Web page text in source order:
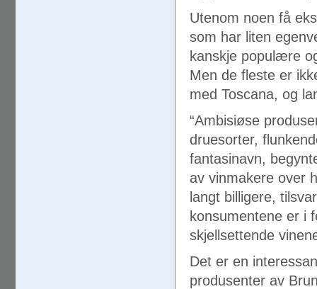
Utenom noen få
som har liten
kanskje populære
Men de fleste er
med Toscana, og
“Ambisiøse
druesorter,
fantasinavn,
av vinmakere over
langt billigere,
konsumentene er i
skjellsettende
Det er en
produsenter av